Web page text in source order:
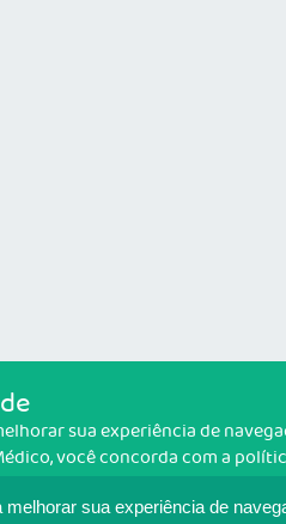
sua experiência de
sua experiência de
você concorda com a
. Se você concorda, clique